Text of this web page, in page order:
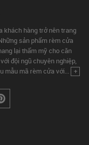
khách hàng trở nên trang
sản phẩm rèm cửa
lại thẩm mỹ cho căn
đội ngũ chuyên nghiệp,
mẫu mã rèm cửa với... +